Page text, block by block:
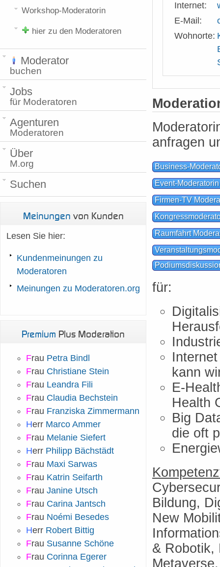
Internet:
E-Mail:
Wohnorte:
anfragen
Business-
Event-Moderatorin
Firmen-TV
Raumfahrt
für:
kann
E-
Health
Big
die oft
Bildung,
New
& Robotik,
Workshop-Moderatorin
hier zu den Moderatoren
Moderator
buchen
Jobs
für Moderatoren
Agenturen
Moderatoren
Über
M.org
Suchen
Meinungen von Kunden
Lesen Sie hier:
Kundenmeinungen zu
Moderatoren
Meinungen zu Moderatoren.org
Premium Plus Moderation
Frau Petra Bindl
Frau Christiane Stein
Frau Leandra Fili
Frau Claudia Bechstein
Frau Franziska Zimmermann
Herr Marco Ammer
Frau Melanie Siefert
Herr Philipp Bächstädt
Frau Maxi Sarwas
Frau Katrin Seifarth
Frau Janine Utsch
Frau Carina Jantsch
Frau Noémi Besedes
Herr Robert Bittig
Frau Susanne Schöne
Frau Corinna Egerer